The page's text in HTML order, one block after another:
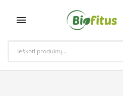
